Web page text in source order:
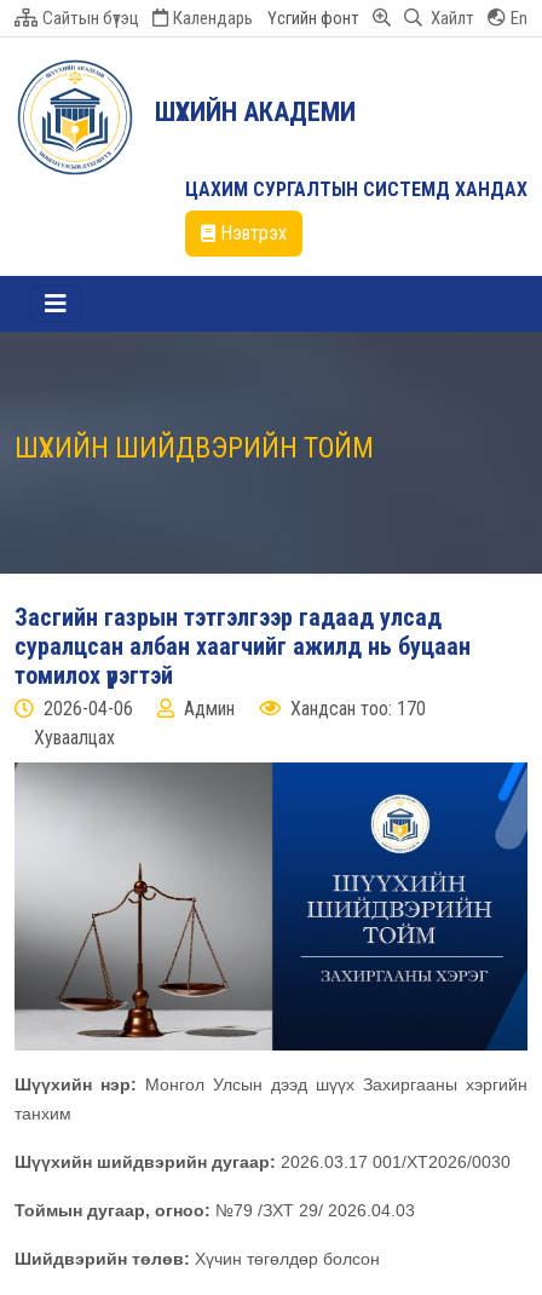
Сайтын бүтэц Календарь Үсгийн фонт Хайлт En
ШҮҮХИЙН АКАДЕМИ
ЦАХИМ СУРГАЛТЫН СИСТЕМД ХАНДАХ
Нэвтрэх
ШҮҮХИЙН ШИЙДВЭРИЙН ТОЙМ
Засгийн газрын тэтгэлгээр гадаад улсад
суралцсан албан хаагчийг ажилд нь буцаан
томилох үүрэгтэй
2026-04-06 Админ
Хандсан тоо: 170
Хуваалцах
Шүүхийн нэр: Монгол Улсын дээд шүүх Захиргааны хэргийн
танхим
Шүүхийн шийдвэрийн дугаар: 2026.03.17 001/ХТ2026/0030
Тоймын дугаар, огноо: №79 /ЗХТ 29/ 2026.04.03
Шийдвэрийн төлөв: Хүчин төгөлдөр болсон